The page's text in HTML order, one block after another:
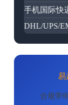
手机国际快
DHL/UPS/
易
合规带